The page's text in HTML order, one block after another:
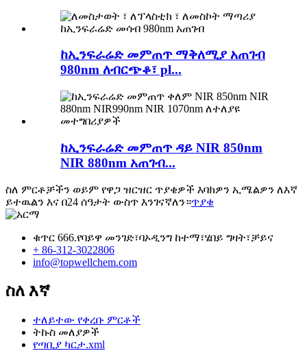
ከኢንፍራሬድ መምጠጥ ማቅለሚያ አጠገብ
980nm ለብርጭቆ፣ pl...
ከኢንፍራሬድ መምጠጥ ዳይ NIR 850nm
NIR 880nm አጠገብ...
ስለ ምርቶቻችን ወይም የዋጋ ዝርዝር ጥያቄዎች እባክዎን ኢሜልዎን ለእኛ
ይተዉልን እና በ24 ሰዓታት ውስጥ እንገናኛለን።ጥያቄ
ቁጥር 666.የባይዋ መንገድ፣ባኦዲንግ ከተማ፣ሄበይ ግዛት፣ቻይና
+ 86-312-3022806
info@topwellchem.com
ስለ እኛ
ተለይተው የቀረቡ ምርቶች
ትኩስ መለያዎች
የጣቢያ ካርታ.xml